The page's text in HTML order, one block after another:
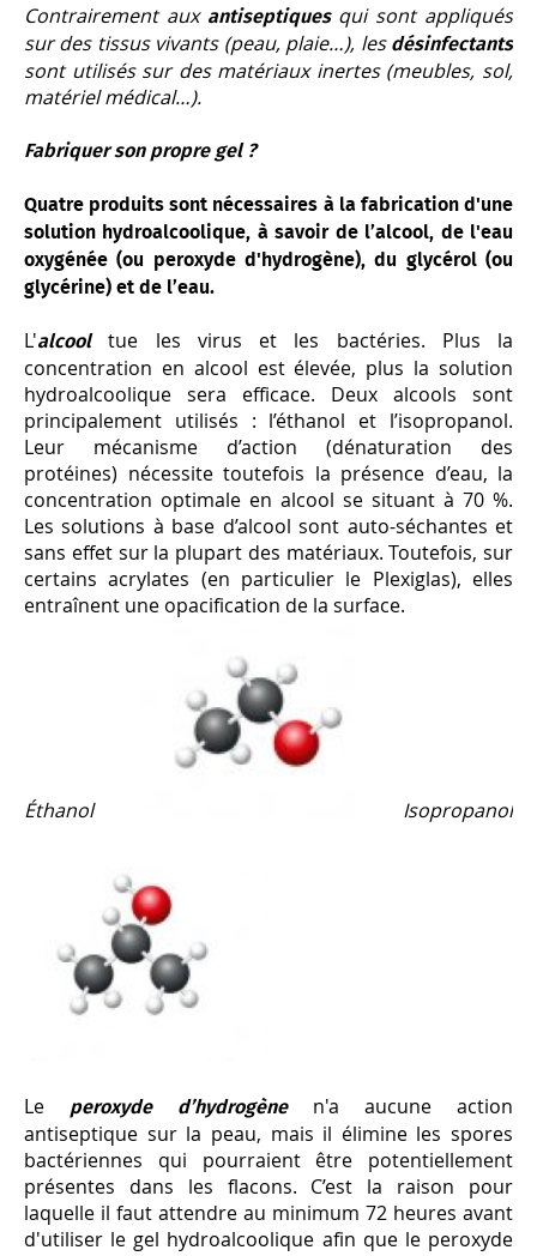
Contrairement aux antiseptiquesqui sont appliqués
sur des tissus vivants (peau, plaie…), les désinfectants
sont utilisés sur des matériaux inertes (meubles, sol,
matériel médical…).
Fabriquer son propre gel ?
Quatre produits sont nécessaires à la fabrication d'une
solution hydroalcoolique, à savoir de l’alcool, de l'eau
oxygénée (ou peroxyde d'hydrogène), du glycérol (ou
glycérine) et de l’eau.
L'alcooltue les virus et les bactéries. Plus la
concentration en alcool est élevée, plus la solution
hydroalcoolique sera efficace. Deux alcools sont
principalement uti­lisés : l’éthanol et l’isopropanol.
Leur mécanisme d’action (dénaturation des
protéines) nécessite toutefois la présence d’eau, la
concentration optimale en alcool se situant à 70 %.
Les solutions à base d’alcool sont auto-séchantes et
sans effet sur la plupart des matériaux. Toutefois, sur
certains acrylates (en particulier le Plexiglas), elles
entraî­nent une opacification de la surface.
Éthanol Isopropanol
Le peroxyde d’hydrogènen'a aucune action
antiseptique sur la peau, mais il élimine les spores
bactériennes qui pourraient être potentiellement
présentes dans les flacons. C’est la raison pour
laquelle il faut attendre au minimum 72 heures avant
d'utiliser le gel hydroalcoolique afin que le peroxyde